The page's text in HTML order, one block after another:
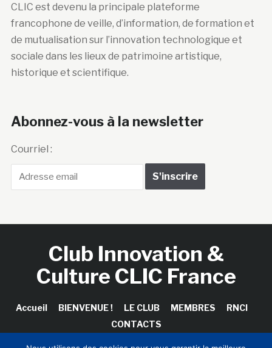
CLIC est devenu la principale plateforme
francophone de veille, d’information, de formation et
de mutualisation sur l’innovation technologique et
sociale dans les lieux de patrimoine artistique,
historique et scientifique.
Abonnez-vous à la newsletter
Courriel :
Club Innovation &
Culture CLIC France
Accueil BIENVENUE ! LE CLUB MEMBRES
RNCI
CONTACTS